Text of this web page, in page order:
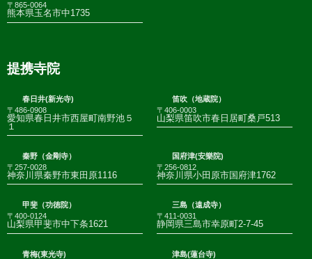
〒865-0064
熊本県玉名市中1735
提携寺院
春日井(新光寺)
〒486-0908
愛知県春日井市西屋町南野池５
１
笛吹（地蔵院）
〒406-0003
山梨県笛吹市春日居町桑戸513
秦野（金剛寺）
〒257-0028
神奈川県秦野市東田原1116
国府津(安樂院)
〒256-0812
神奈川県小田原市国府津1762
甲斐（功徳院）
〒400-0124
山梨県甲斐市中下条1621
三島（遠成寺）
〒411-0031
静岡県三島市幸原町2-7-45
青梅(東光寺)
津島(蓮台寺)